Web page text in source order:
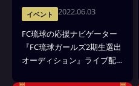
イベント 2022.06.03
FC琉球の応援ナビゲーター
『FC琉球ガールズ2期生選出
オーディション』ライブ配